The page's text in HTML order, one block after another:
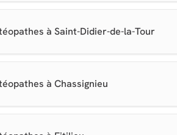
à Saint-Didier-de-la-Tour
à Chassignieu